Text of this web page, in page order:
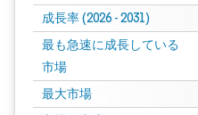
成長率 (2026 - 2031)
最も急速に成長している
市場
最大市場